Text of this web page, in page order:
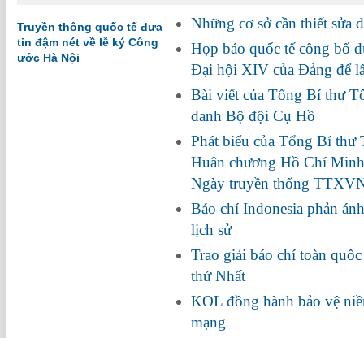
Truyền thông quốc tế đưa
tin đậm nét về lễ ký Công
ước Hà Nội
Những cơ sở cần thiết sửa
Họp báo quốc tế công bố
Đại hội XIV của Đảng để
Bài viết của Tổng Bí thư
danh Bộ đội Cụ Hồ
Phát biểu của Tổng Bí thư
Huân chương Hồ Chí
Ngày truyền thống
Báo chí Indonesia phản
lịch sử
Trao giải báo chí toàn
thứ Nhất
KOL đồng hành bảo vệ
mạng